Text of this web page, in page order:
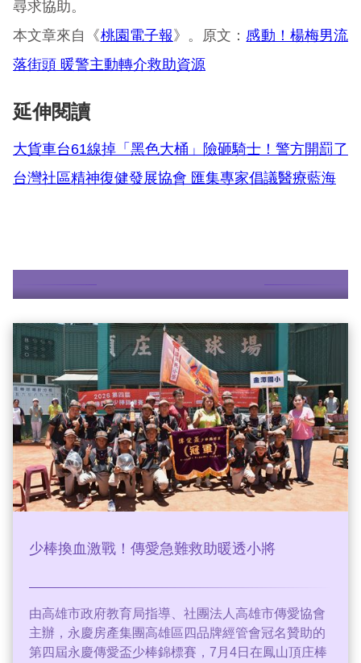
尋求協助。
本文章來自《桃園電子報》。原文： 感動！楊梅男流
落街頭 暖警主動轉介救助資源
延伸閱讀
大貨車台61線掉「黑色大桶」險砸騎士！警方開罰了
台灣社區精神復健發展協會 匯集專家倡議醫療藍海
少棒換血激戰！傳愛急難救助暖透小將
由高雄市政府教育局指導、社團法人高雄市傳愛協會
主辦，永慶房產集團高雄區四品牌經管會冠名贊助的
第四屆永慶傳愛盃少棒錦標賽，7月4日在鳳山頂庄棒